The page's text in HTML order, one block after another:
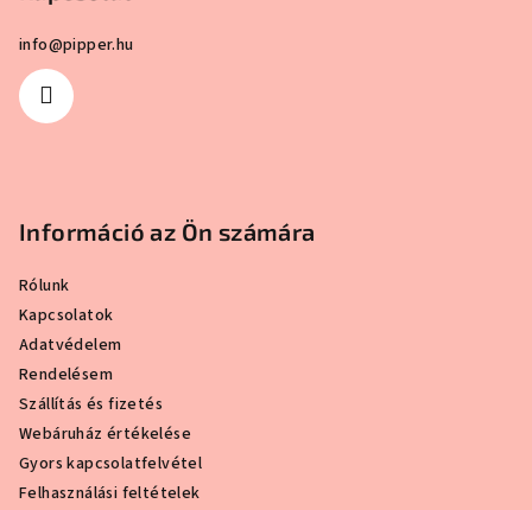
info@pipper.hu
Információ az Ön számára
Rólunk
Kapcsolatok
Adatvédelem
Rendelésem
Szállítás és fizetés
Webáruház értékelése
Gyors kapcsolatfelvétel
Felhasználási feltételek